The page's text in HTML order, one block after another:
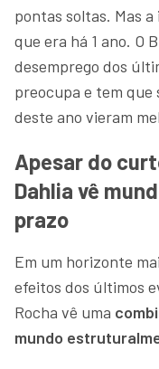
pontas soltas. Mas
que era há 1 ano. O
desemprego dos
preocupa e tem que
deste ano vieram
Apesar do
Dahlia vê
prazo
Em um horizonte
efeitos dos últimos
Rocha vê uma
mundo